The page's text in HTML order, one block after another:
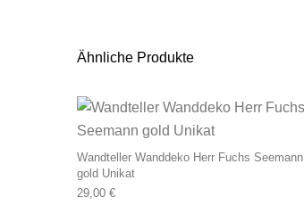
Ähnliche Produkte
Wandteller Wanddeko Herr Fuchs Seemann
gold Unikat
29,00 €